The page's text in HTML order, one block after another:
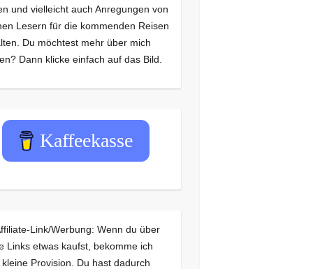
und vielleicht auch Anregungen von
Lesern für die kommenden Reisen
Du möchtest mehr über mich
Dann klicke einfach auf das Bild.
Kaffeekasse
Link/Werbung: Wenn du über
Links etwas kaufst, bekomme ich
Provision. Du hast dadurch